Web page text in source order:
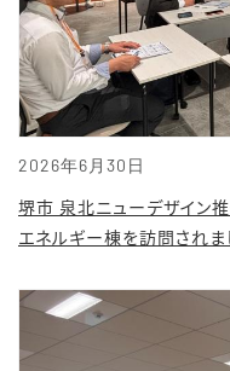
2026年6月30日
堺市 泉北ニューデザイン
エネルギー棟を訪問されま